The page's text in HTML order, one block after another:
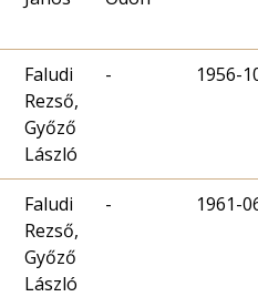
Faludi
Rezső,
Győző
László
- 1956-
Faludi
Rezső,
Győző
László
- 1961-